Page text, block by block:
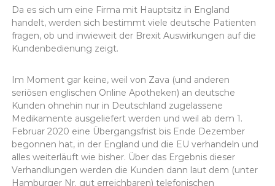
Da es sich um eine Firma mit Hauptsitz in England
handelt, werden sich bestimmt viele deutsche Patienten
fragen, ob und inwieweit der Brexit Auswirkungen auf die
Kundenbedienung zeigt.
Im Moment gar keine, weil von Zava (und anderen
seriösen englischen Online Apotheken) an deutsche
Kunden ohnehin nur in Deutschland zugelassene
Medikamente ausgeliefert werden und weil ab dem 1.
Februar 2020 eine Übergangsfrist bis Ende Dezember
begonnen hat, in der England und die EU verhandeln und
alles weiterläuft wie bisher. Über das Ergebnis dieser
Verhandlungen werden die Kunden dann laut dem (unter
Hamburger Nr. gut erreichbaren) telefonischen